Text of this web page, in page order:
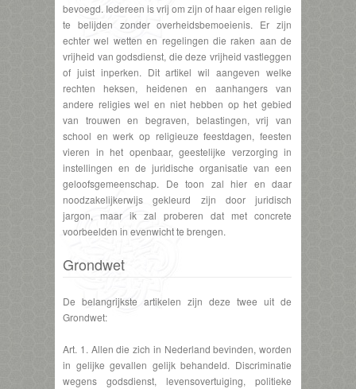
bevoegd. Iedereen is vrij om zijn of haar eigen religie
te belijden zonder overheidsbemoeienis. Er zijn
echter wel wetten en regelingen die raken aan de
vrijheid van godsdienst, die deze vrijheid vastleggen
of juist inperken. Dit artikel wil aangeven welke
rechten heksen, heidenen en aanhangers van
andere religies wel en niet hebben op het gebied
van trouwen en begraven, belastingen, vrij van
school en werk op religieuze feestdagen, feesten
vieren in het openbaar, geestelijke verzorging in
instellingen en de juridische organisatie van een
geloofsgemeenschap. De toon zal hier en daar
noodzakelijkerwijs gekleurd zijn door juridisch
jargon, maar ik zal proberen dat met concrete
voorbeelden in evenwicht te brengen.
Grondwet
De belangrijkste artikelen zijn deze twee uit de
Grondwet:
Art. 1. Allen die zich in Nederland bevinden, worden
in gelijke gevallen gelijk behandeld. Discriminatie
wegens godsdienst, levensovertuiging, politieke